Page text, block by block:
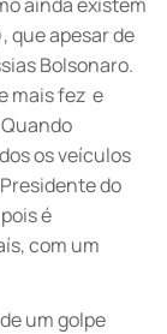
que apesar de
Bolsonaro.
mais fez e
os veículos
do
é
com um
um golpe